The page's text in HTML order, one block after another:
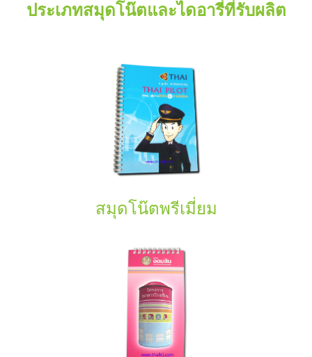
ประเภทสมุดโน๊ตและไดอารี่ที่รับผลิต
สมุดโน๊ตพรีเมี่ยม